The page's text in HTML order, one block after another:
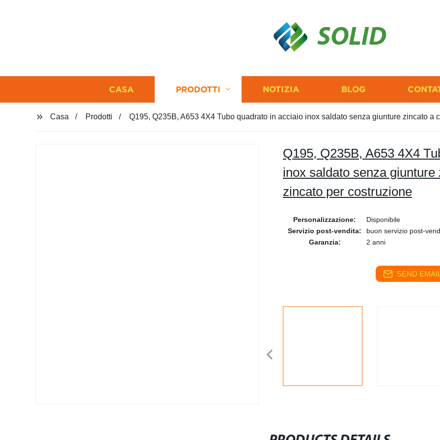
SOLID
CASA PRODOTTI NOTIZIA BLOG
Casa Prodotti Q195, Q235B, A653 4X4 Tubo quadrato in acciaio inox saldato senza giunture zincato a
Q195, Q235B, A653 4X4
inox saldato senza
zincato per costruzione
Personalizzazione:
Disponibile
Servizio post-vendita:
buon servizio post-
Garanzia:
2 anni
SEND